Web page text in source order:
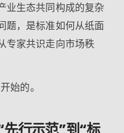
业生态共同构成的复杂
题，是标准如何从纸面
专家共识走向市场秩
始的。